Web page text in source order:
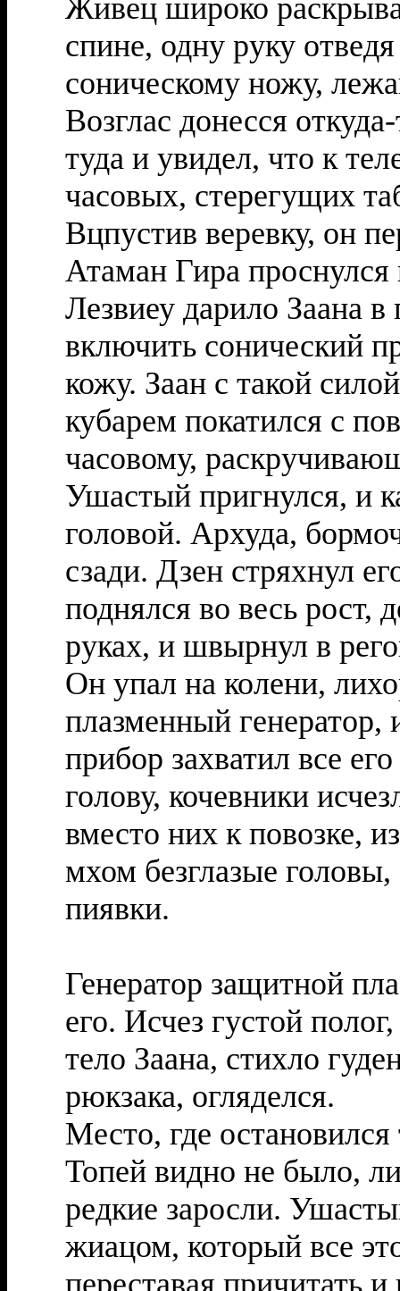
Живец широко
спине, одну руку
соническому ножу,
Возглас донесся
туда и увидел, что к
часовых, стерегущих
Вцпустив веревку, он
Атаман Гира
Лезвиеу дарило Заана
включить сонический
кожу. Заан с такой
кубарем покатился с
часовому,
Ушастый пригнулся, и
головой. Архуда,
сзади. Дзен стряхнул
поднялся во весь рост,
руках, и швырнул в
Он упал на колени,
плазменный генератор,
прибор захватил все
голову, кочевники
вместо них к повозке,
мхом безглазые
пиявки.
Генератор защитной
его. Исчез густой
тело Заана, стихло
рюкзака, огляделся.
Место, где остановился
Топей видно не было,
редкие заросли.
жиацом, который все